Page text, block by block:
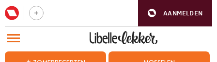
AANMELDEN
BEZOEK ONZE ANDERE WEBSITES